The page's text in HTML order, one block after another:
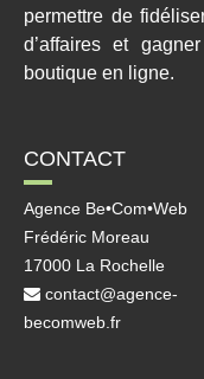
permettre de
d’affaires et
boutique en ligne.
CONTACT
Agence Be•Com•Web
Frédéric Moreau
17000 La Rochelle
contact@agence-
becomweb.fr